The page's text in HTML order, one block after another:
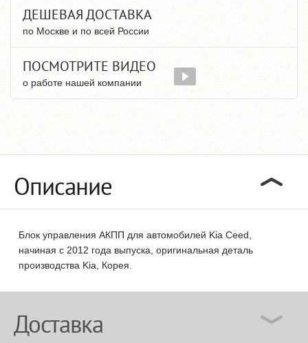
ДЕШЕВАЯ ДОСТАВКА
по Москве и по всей России
ПОСМОТРИТЕ ВИДЕО
о работе нашей компании
Описание
Блок управления АКПП для автомобилей Kia Ceed,
начиная с 2012 года выпуска, оригинальная деталь
производства Kia, Корея.
Доставка